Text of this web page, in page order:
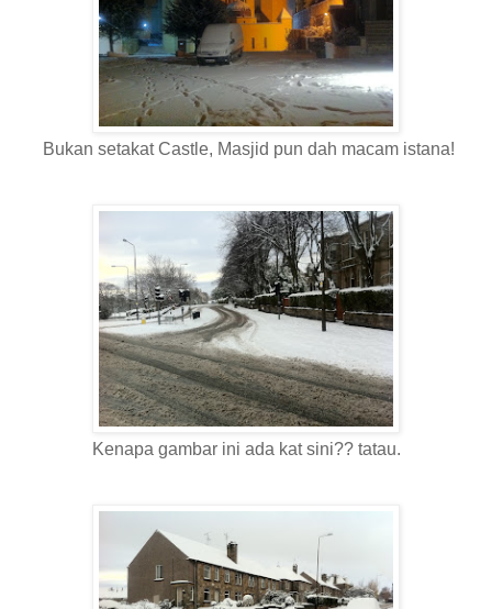
Bukan setakat Castle, Masjid pun dah macam istana!
Kenapa gambar ini ada kat sini?? tatau.